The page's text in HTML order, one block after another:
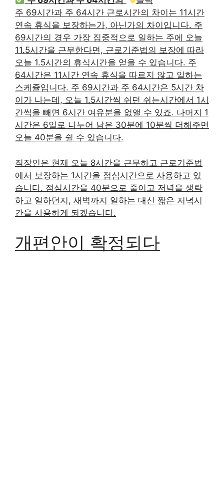
주 69시간과 주 64시간 근로시간의 차이는 11시간
연속 휴식을 보장하는가, 아닌가의 차이입니다. 주
69시간의 경우 가장 집중적으로 일하는 주에 오늘
11.5시간을 근무한다면, 근로기준법의 보장에 따라
오늘 1.5시간의 휴식시간을 얻을 수 있습니다. 주
64시간은 11시간 연속 휴식을 따르지 않고 일하는
스케쥴입니다. 주 69시간과 주 64시간은 5시간 차
이가 나는데, 오늘 1.5시간씩 쉬던 쉬는시간에서 1시
간씩을 빼면 6시간 여유분을 없앨 수 있죠. 나머지 1
시간은 6일로 나누어 남은 30분에 10분씩 더해주면
오늘 40분을 쉴 수 있습니다.
직장인은 현재 오늘 8시간을 근무하고 근로기준법
에서 보장하는 1시간을 점심시간으로 사용하고 있
습니다. 점심시간을 40분으로 줄이고 저녁을 생략
하고 일하던지, 새벽까지 일하는 대신 짧은 저녁시
간을 사용하게 되겠습니다.
개편안이 확정되다